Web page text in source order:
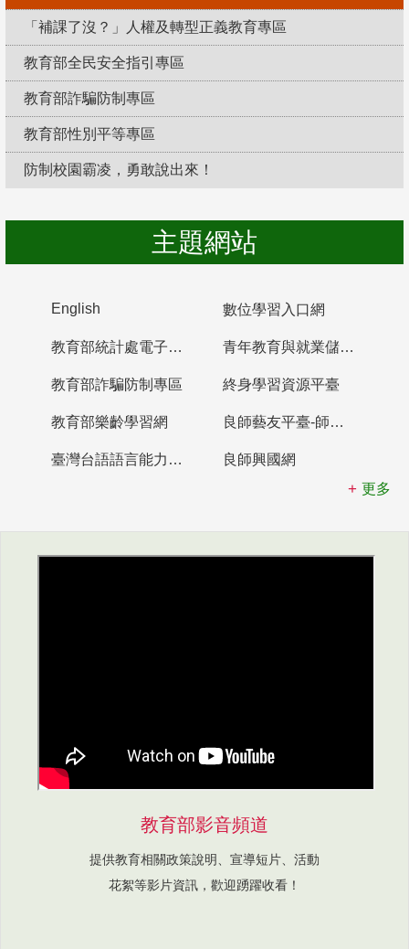
「補課了沒？」人權及轉型正義教育專區
教育部全民安全指引專區
教育部詐騙防制專區
教育部性別平等專區
防制校園霸凌，勇敢說出來！
主題網站
English 數位學習入口網
教育部統計處電子書櫃 青年教育與就業儲蓄帳戶
教育部詐騙防制專區 終身學習資源平臺
教育部樂齡學習網 良師藝友平臺-師資培育整合平臺
臺灣台語語言能力認證網站
良師興國網
更多
教育部影音頻道
提供教育相關政策說明、宣導短片、活動
花絮等影片資訊，歡迎踴躍收看！